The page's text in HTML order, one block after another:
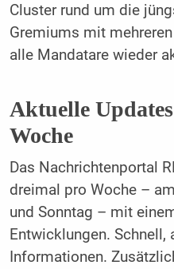
Cluster rund um die
Gremiums mit
alle Mandatare wieder
Aktuelle
Woche
Das Nachrichtenportal
dreimal pro Woche –
und Sonntag – mit
Entwicklungen.
Informationen.